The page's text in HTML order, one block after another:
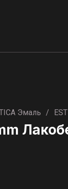
Эмаль /